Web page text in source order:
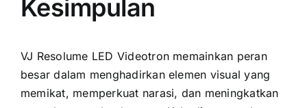
Kesimpulan
VJ Resolume LED Videotron memainkan peran
besar dalam menghadirkan elemen visual yang
memikat, memperkuat narasi, dan meningkatkan